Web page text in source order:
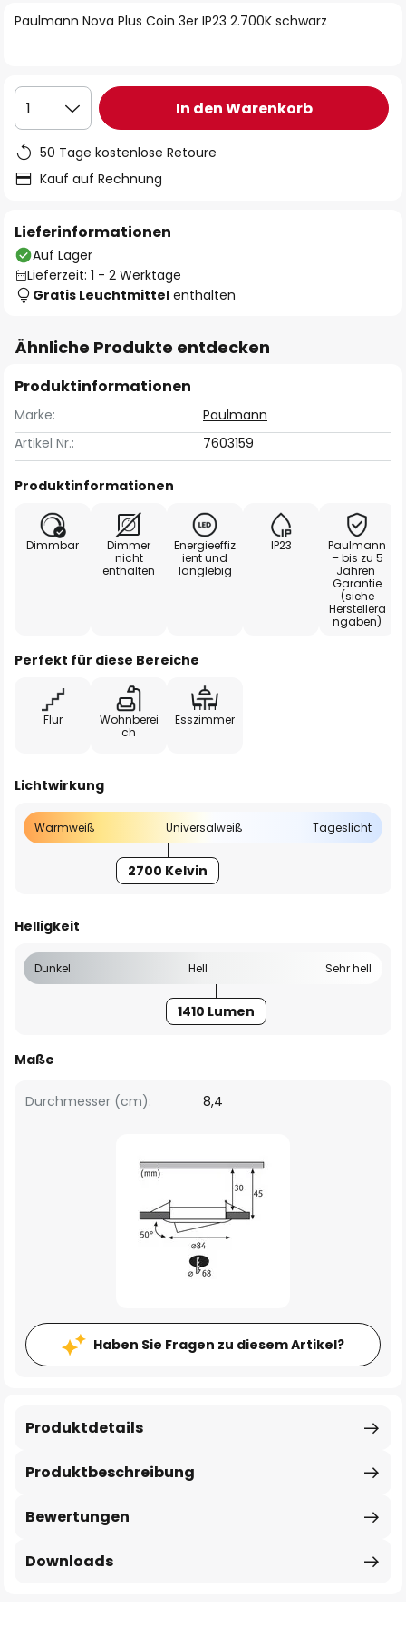
Paulmann Nova Plus Coin 3er IP23 2.700K schwarz
1 In den Warenkorb
50 Tage kostenlose Retoure
Kauf auf Rechnung
Lieferinformationen
Auf Lager
Lieferzeit: 1 - 2 Werktage
Gratis Leuchtmittel enthalten
Ähnliche Produkte entdecken
Produktinformationen
Marke:
Paulmann
Artikel Nr.:
7603159
Produktinformationen
Dimmbar
Dimmer
nicht
enthalten
Energieeffiz
ient und
langlebig
IP23
Paulmann
– bis zu 5
Jahren
Garantie
(siehe
Herstellera
ngaben)
Perfekt für diese Bereiche
Flur
Wohnberei
ch
Esszimmer
Lichtwirkung
Warmweiß Universalweiß Tageslicht
2700 Kelvin
Helligkeit
Dunkel Hell Sehr hell
1410 Lumen
Maße
Durchmesser (cm): 8,4
Haben Sie Fragen zu diesem Artikel?
Produktbeschreibung
Produktdetails
Bewertungen
Downloads